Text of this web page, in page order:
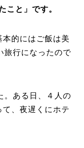
こと」です。
的にはご飯は美
旅行になったので
。ある日、４人の
て、夜遅くにホテ